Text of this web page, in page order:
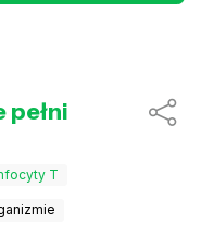
pełni
T